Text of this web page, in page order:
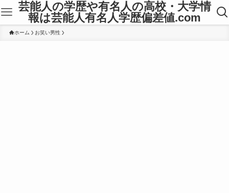
芸能人の学歴や有名人の高校・大学情
報は芸能人有名人学歴偏差値.com
ホーム お笑い男性